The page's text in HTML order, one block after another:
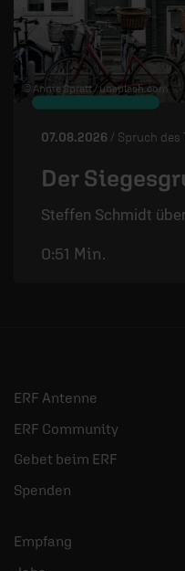
© Annie Spratt / unsplash.com
07.08.2026 / Spruch des
Der
Steffen Schmidt
0:51 Min.
ERF Antenne
ERF Community
Gebet beim ERF
Spenden
Empfang